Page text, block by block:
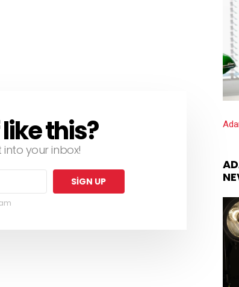
this?
your inbox!